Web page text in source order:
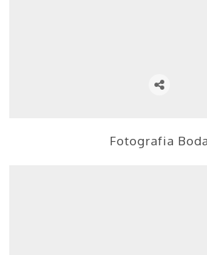
Fotografia